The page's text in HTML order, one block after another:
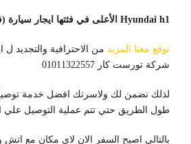
Hyundai h1 الأعلى في فئتها ايجار سيارة (فان) بأغراض متعددة
توقع معنا المزيد من الاحترافية والتجديد
شركة تورست كار 01011322557
لذلك نضمن لك ولاسرتك افضل خدمة
طول الطريق حتي تتم عملية التوصيل علي